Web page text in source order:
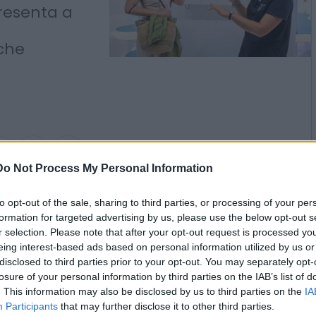
Not Process My Personal Information
opt-out of the sale, sharing to third parties, or processing of your
for targeted advertising by us, please use the below opt-out
selection. Please note that after your opt-out request is processed
interest-based ads based on personal information utilized by us
to third parties prior to your opt-out. You may separately
of your personal information by third parties on the IAB’s list of
This information may also be disclosed by us to third parties on the
Participants that may further disclose it to other third parties.
a
2